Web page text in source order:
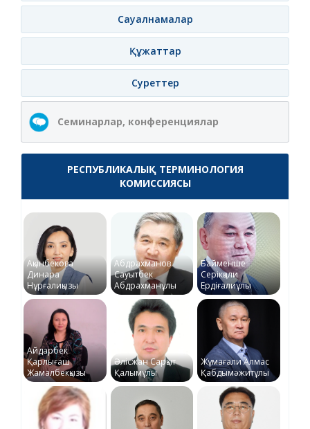
Сауалнамалар
Құжаттар
Суреттер
Семинарлар, конференциялар
РЕСПУБЛИКАЛЫҚ ТЕРМИНОЛОГИЯ
КОМИССИЯСЫ
Ақынбекова
Динара
Нұрғалиқызы
Абдрахманов
Сауытбек
Абдрахманұлы
Байменше
Серікқали
Ердіғалиұлы
Айдарбек
Қарлығаш
Жамалбекқызы
Әлісжан Сарқыт
Қалымұлы
Жұмағали Алмас
Қабдымәжитұлы